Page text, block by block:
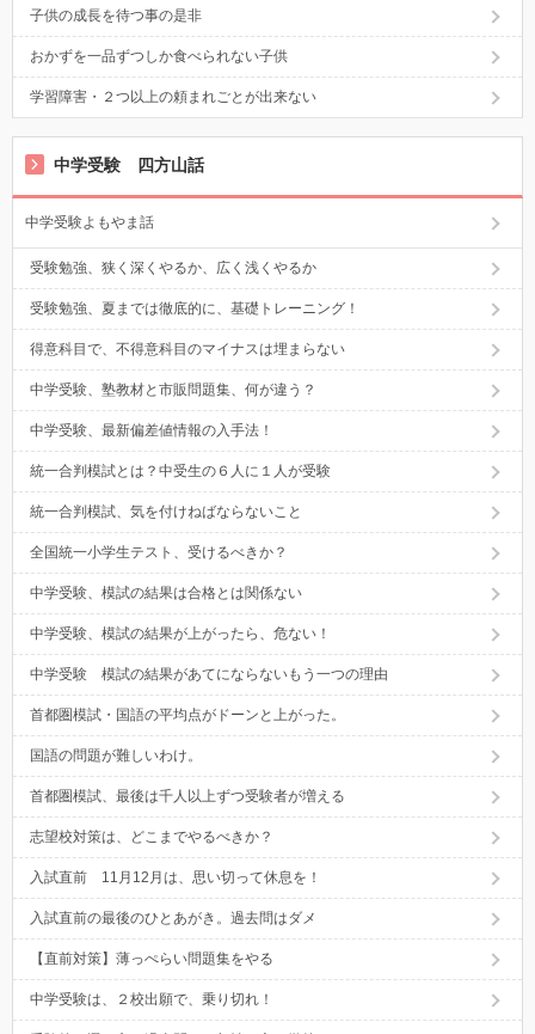
子供の成長を待つ事の是非
おかずを一品ずつしか食べられない子供
学習障害・２つ以上の頼まれごとが出来ない
中学受験 四方山話
中学受験よもやま話
受験勉強、狭く深くやるか、広く浅くやるか
受験勉強、夏までは徹底的に、基礎トレーニング！
得意科目で、不得意科目のマイナスは埋まらない
中学受験、塾教材と市販問題集、何が違う？
中学受験、最新偏差値情報の入手法！
統一合判模試とは？中受生の６人に１人が受験
統一合判模試、気を付けねばならないこと
全国統一小学生テスト、受けるべきか？
中学受験、模試の結果は合格とは関係ない
中学受験、模試の結果が上がったら、危ない！
中学受験 模試の結果があてにならないもう一つの理由
首都圏模試・国語の平均点がドーンと上がった。
国語の問題が難しいわけ。
首都圏模試、最後は千人以上ずつ受験者が増える
志望校対策は、どこまでやるべきか？
入試直前 11月12月は、思い切って休息を！
入試直前の最後のひとあがき。過去問はダメ
【直前対策】薄っぺらい問題集をやる
中学受験は、２校出願で、乗り切れ！